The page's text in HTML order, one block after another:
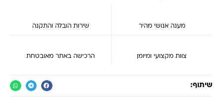
מענה אנושי מהיר שירות הובלה והתקנה
צוות מקצועי ומיומן הרכישה באתר מאובטחת
שיתוף: